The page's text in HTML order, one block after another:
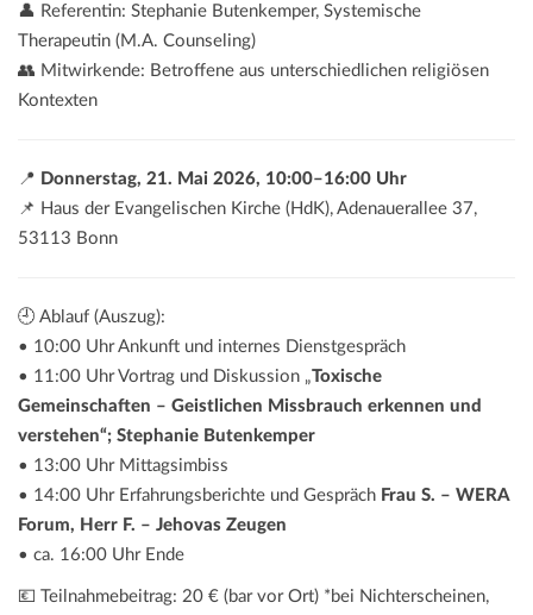
👤 Referentin: Stephanie Butenkemper, Systemische
Therapeutin (M.A. Counseling)
👥 Mitwirkende: Betroffene aus unterschiedlichen religiösen
Kontexten
📍 Donnerstag, 21. Mai 2026, 10:00–16:00 Uhr
📌 Haus der Evangelischen Kirche (HdK), Adenauerallee 37,
53113 Bonn
🕘 Ablauf (Auszug):
• 10:00 Uhr Ankunft und internes Dienstgespräch
• 11:00 Uhr Vortrag und Diskussion „Toxische
Gemeinschaften – Geistlichen Missbrauch erkennen und
verstehen“; Stephanie Butenkemper
• 13:00 Uhr Mittagsimbiss
• 14:00 Uhr Erfahrungsberichte und Gespräch Frau S. – WERA
Forum, Herr F. – Jehovas Zeugen
• ca. 16:00 Uhr Ende
💶 Teilnahmebeitrag: 20 € (bar vor Ort) *bei Nichterscheinen,